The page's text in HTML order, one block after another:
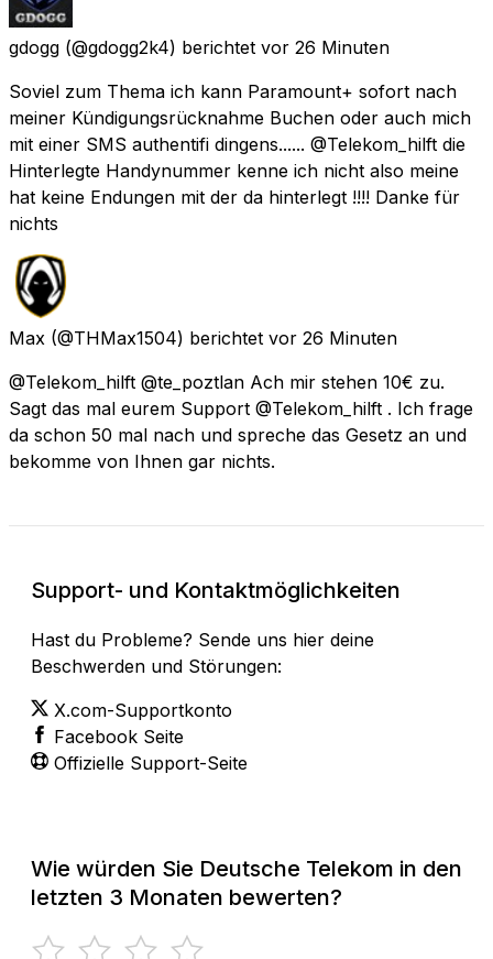
gdogg (@gdogg2k4) berichtet vor 26 Minuten
Soviel zum Thema ich kann Paramount+ sofort nach
meiner Kündigungsrücknahme Buchen oder auch mich
mit einer SMS authentifi dingens...... @Telekom_hilft die
Hinterlegte Handynummer kenne ich nicht also meine
hat keine Endungen mit der da hinterlegt !!!! Danke für
nichts
Max (@THMax1504) berichtet vor 26 Minuten
@Telekom_hilft @te_poztlan Ach mir stehen 10€ zu.
Sagt das mal eurem Support @Telekom_hilft . Ich frage
da schon 50 mal nach und spreche das Gesetz an und
bekomme von Ihnen gar nichts.
Support- und Kontaktmöglichkeiten
Hast du Probleme? Sende uns hier deine
Beschwerden und Störungen:
X.com-Supportkonto
Facebook Seite
Offizielle Support-Seite
Wie würden Sie Deutsche Telekom in den
letzten 3 Monaten bewerten?